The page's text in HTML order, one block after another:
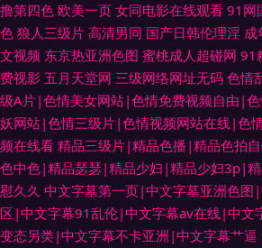
撸第四色 欧美一页 女同电影在线观看 91网
色 狼人三级片 高清男同 国产日韩伦理淫 成
文视频 东京热亚洲色图 蜜桃成人超碰网 91
费视影 五月天堂网 三级网络网址无码 色情
级A片|色情美女网站|色情免费视频自由|
妖网站|色情三级片|色情视频网站在线|色
频在线看 精品三级片|精品色播|精品色拍
色中色|精品瑟瑟|精品少妇|精品少妇3p|
慰久久 中文字墓第一页|中文字墓亚洲色
区|中文字幕91乱伦|中文字幕av在线|中文
变态另类|中文字幕不卡亚洲|中文字幕艹逼